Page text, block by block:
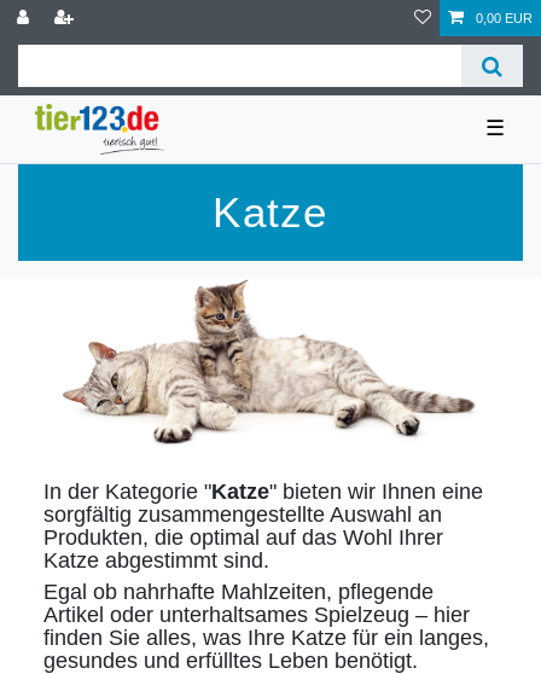
0,00 EUR
☰
Katze
In der Kategorie "Katze" bieten wir Ihnen eine
sorgfältig zusammengestellte Auswahl an
Produkten, die optimal auf das Wohl Ihrer
Katze abgestimmt sind.
Egal ob nahrhafte Mahlzeiten, pflegende
Artikel oder unterhaltsames Spielzeug – hier
finden Sie alles, was Ihre Katze für ein langes,
gesundes und erfülltes Leben benötigt.